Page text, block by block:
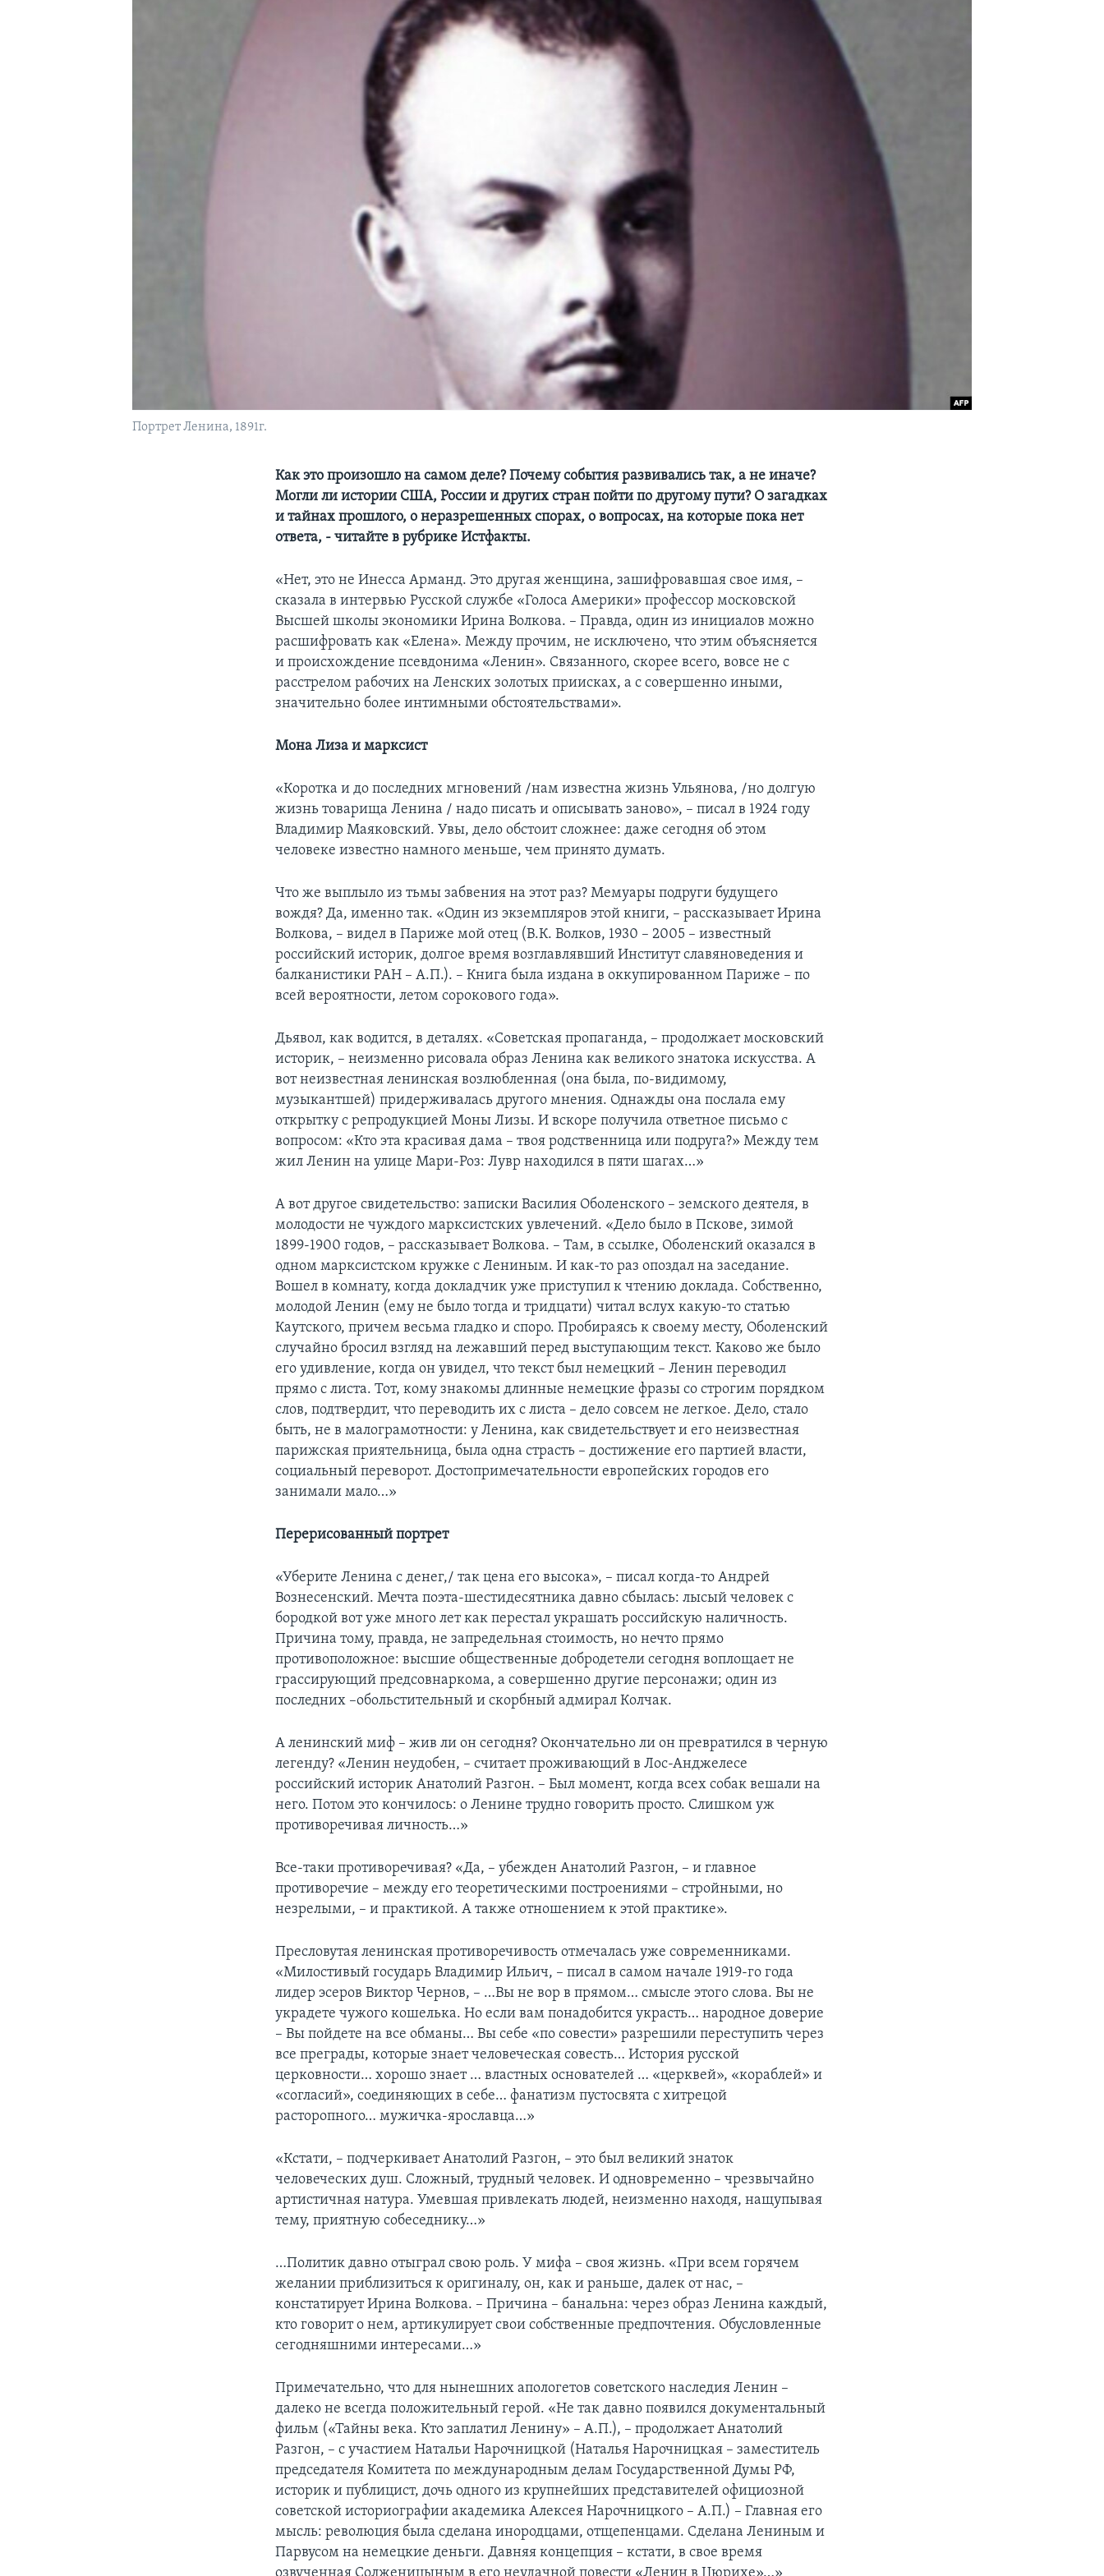
Портрет Ленина, 1891г.
Как это произошло на самом деле? Почему события развивались так, а не иначе?
Могли ли истории США, России и других стран пойти по другому пути? О загадках
и тайнах прошлого, о неразрешенных спорах, о вопросах, на которые пока нет
ответа, - читайте в рубрике Истфакты.
«Нет, это не Инесса Арманд. Это другая женщина, зашифровавшая свое имя, –
сказала в интервью Русской службе «Голоса Америки» профессор московской
Высшей школы экономики Ирина Волкова. – Правда, один из инициалов можно
расшифровать как «Елена». Между прочим, не исключено, что этим объясняется
и происхождение псевдонима «Ленин». Связанного, скорее всего, вовсе не с
расстрелом рабочих на Ленских золотых приисках, а с совершенно иными,
значительно более интимными обстоятельствами».
Мона Лиза и марксист
«Коротка и до последних мгновений /нам известна жизнь Ульянова, /но долгую
жизнь товарища Ленина / надо писать и описывать заново», – писал в 1924 году
Владимир Маяковский. Увы, дело обстоит сложнее: даже сегодня об этом
человеке известно намного меньше, чем принято думать.
Что же выплыло из тьмы забвения на этот раз? Мемуары подруги будущего
вождя? Да, именно так. «Один из экземпляров этой книги, – рассказывает Ирина
Волкова, – видел в Париже мой отец (В.К. Волков, 1930 – 2005 – известный
российский историк, долгое время возглавлявший Институт славяноведения и
балканистики РАН – А.П.). – Книга была издана в оккупированном Париже – по
всей вероятности, летом сорокового года».
Дьявол, как водится, в деталях. «Советская пропаганда, – продолжает московский
историк, – неизменно рисовала образ Ленина как великого знатока искусства. А
вот неизвестная ленинская возлюбленная (она была, по-видимому,
музыкантшей) придерживалась другого мнения. Однажды она послала ему
открытку с репродукцией Моны Лизы. И вскоре получила ответное письмо с
вопросом: «Кто эта красивая дама – твоя родственница или подруга?» Между тем
жил Ленин на улице Мари-Роз: Лувр находился в пяти шагах…»
А вот другое свидетельство: записки Василия Оболенского – земского деятеля, в
молодости не чуждого марксистских увлечений. «Дело было в Пскове, зимой
1899-1900 годов, – рассказывает Волкова. – Там, в ссылке, Оболенский оказался в
одном марксистском кружке с Лениным. И как-то раз опоздал на заседание.
Вошел в комнату, когда докладчик уже приступил к чтению доклада. Собственно,
молодой Ленин (ему не было тогда и тридцати) читал вслух какую-то статью
Каутского, причем весьма гладко и споро. Пробираясь к своему месту, Оболенский
случайно бросил взгляд на лежавший перед выступающим текст. Каково же было
его удивление, когда он увидел, что текст был немецкий – Ленин переводил
прямо с листа. Тот, кому знакомы длинные немецкие фразы со строгим порядком
слов, подтвердит, что переводить их с листа – дело совсем не легкое. Дело, стало
быть, не в малограмотности: у Ленина, как свидетельствует и его неизвестная
парижская приятельница, была одна страсть – достижение его партией власти,
социальный переворот. Достопримечательности европейских городов его
занимали мало…»
Перерисованный портрет
«Уберите Ленина с денег,/ так цена его высока», – писал когда-то Андрей
Вознесенский. Мечта поэта-шестидесятника давно сбылась: лысый человек с
бородкой вот уже много лет как перестал украшать российскую наличность.
Причина тому, правда, не запредельная стоимость, но нечто прямо
противоположное: высшие общественные добродетели сегодня воплощает не
грассирующий предсовнаркома, а совершенно другие персонажи; один из
последних –обольстительный и скорбный адмирал Колчак.
А ленинский миф – жив ли он сегодня? Окончательно ли он превратился в черную
легенду? «Ленин неудобен, – считает проживающий в Лос-Анджелесе
российский историк Анатолий Разгон. – Был момент, когда всех собак вешали на
него. Потом это кончилось: о Ленине трудно говорить просто. Слишком уж
противоречивая личность…»
Все-таки противоречивая? «Да, – убежден Анатолий Разгон, – и главное
противоречие – между его теоретическими построениями – стройными, но
незрелыми, – и практикой. А также отношением к этой практике».
Пресловутая ленинская противоречивость отмечалась уже современниками.
«Милостивый государь Владимир Ильич, – писал в самом начале 1919-го года
лидер эсеров Виктор Чернов, – …Вы не вор в прямом… смысле этого слова. Вы не
украдете чужого кошелька. Но если вам понадобится украсть… народное доверие
– Вы пойдете на все обманы… Вы себе «по совести» разрешили переступить через
все преграды, которые знает человеческая совесть… История русской
церковности… хорошо знает … властных основателей … «церквей», «кораблей» и
«согласий», соединяющих в себе… фанатизм пустосвята с хитрецой
расторопного… мужичка-ярославца…»
«Кстати, – подчеркивает Анатолий Разгон, – это был великий знаток
человеческих душ. Сложный, трудный человек. И одновременно – чрезвычайно
артистичная натура. Умевшая привлекать людей, неизменно находя, нащупывая
тему, приятную собеседнику…»
…Политик давно отыграл свою роль. У мифа – своя жизнь. «При всем горячем
желании приблизиться к оригиналу, он, как и раньше, далек от нас, –
констатирует Ирина Волкова. – Причина – банальна: через образ Ленина каждый,
кто говорит о нем, артикулирует свои собственные предпочтения. Обусловленные
сегодняшними интересами…»
Примечательно, что для нынешних апологетов советского наследия Ленин –
далеко не всегда положительный герой. «Не так давно появился документальный
фильм («Тайны века. Кто заплатил Ленину» – А.П.), – продолжает Анатолий
Разгон, – с участием Натальи Нарочницкой (Наталья Нарочницкая – заместитель
председателя Комитета по международным делам Государственной Думы РФ,
историк и публицист, дочь одного из крупнейших представителей официозной
советской историографии академика Алексея Нарочницкого – А.П.) – Главная его
мысль: революция была сделана инородцами, отщепенцами. Сделана Лениным и
Парвусом на немецкие деньги. Давняя концепция – кстати, в свое время